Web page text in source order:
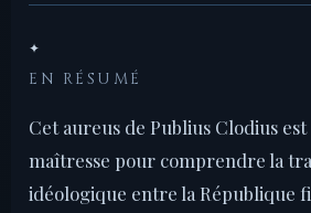
✦
EN RÉSUMÉ
Cet aureus de Publius Clodius
maîtresse pour comprendre la
idéologique entre la République